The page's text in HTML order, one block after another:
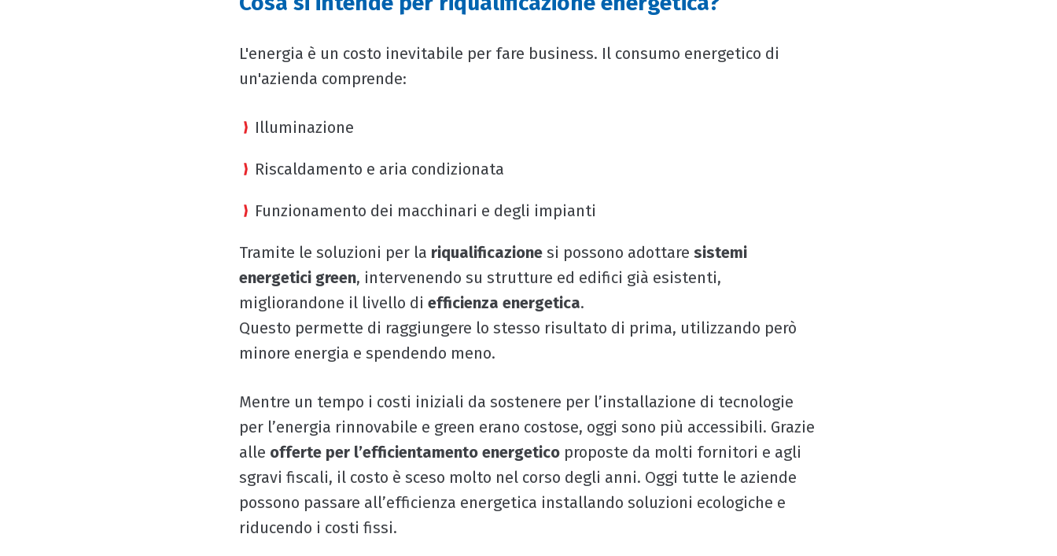
L'energia è un costo inevitabile per fare business. Il consumo energetico di
un'azienda comprende:
Illuminazione
Riscaldamento e aria condizionata
Funzionamento dei macchinari e degli impianti
Tramite le soluzioni per la riqualificazione si possono adottare sistemi
energetici green, intervenendo su strutture ed edifici già esistenti,
migliorandone il livello di efficienza energetica.
Questo permette di raggiungere lo stesso risultato di prima, utilizzando però
minore energia e spendendo meno.
Mentre un tempo i costi iniziali da sostenere per l’installazione di tecnologie
per l’energia rinnovabile e green erano costose, oggi sono più accessibili. Grazie
alle offerte per l’efficientamento energetico proposte da molti fornitori e agli
sgravi fiscali, il costo è sceso molto nel corso degli anni. Oggi tutte le aziende
possono passare all’efficienza energetica installando soluzioni ecologiche e
riducendo i costi fissi.